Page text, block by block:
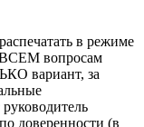
в режиме
ВСЕМ вопросам
вариант, за
доверенности (в